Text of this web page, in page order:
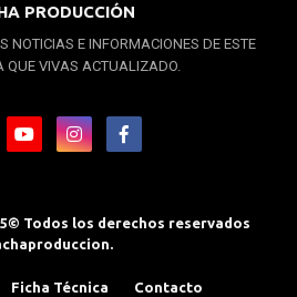
PRODUCCIÓN
NOTICIAS E INFORMACIONES DE ESTE
QUE VIVAS ACTUALIZADO.
Todos los derechos reservados
Ficha Técnica Contacto